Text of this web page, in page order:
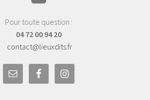
Pour toute question :
04 72 00 94 20
contact@lieuxdits.fr